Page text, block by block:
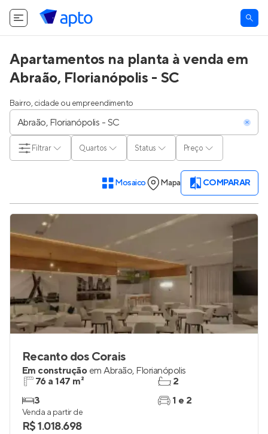
Apartamentos na planta à venda em
Abraão, Florianópolis - SC
Bairro, cidade ou empreendimento
Quartos Status Preço
Filtrar
Mosaico Mapa COMPARAR
Recanto dos Corais
Em construção em Abraão, Florianópolis
76 a 147 m²
3
2
1 e 2
Venda a partir de
R$ 1.018.698